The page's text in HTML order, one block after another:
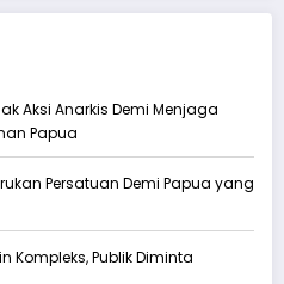
Aksi Anarkis Demi Menjaga
Papua
Persatuan Demi Papua yang
Kompleks, Publik Diminta